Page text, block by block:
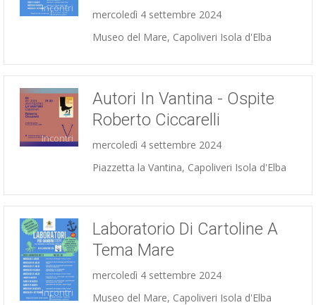
Incontri
mercoledì 4 settembre 2024
Museo del Mare, Capoliveri Isola d'Elba
Incontri
Autori In Vantina - Ospite
Roberto Ciccarelli
mercoledì 4 settembre 2024
Piazzetta la Vantina, Capoliveri Isola d'Elba
Incontri
Laboratorio Di Cartoline A
Tema Mare
mercoledì 4 settembre 2024
Museo del Mare, Capoliveri Isola d'Elba